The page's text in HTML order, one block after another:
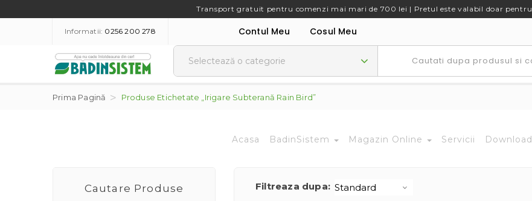
Transport gratuit pentru comenzi mai mari de 700 lei | Pretul este valabil doar pentru
Informatii: 0256 200 278 Contul Meu Cosul Meu
Prima Pagină Produse Etichetate „Irigare Subterană Rain Bird”
Acasa BadinSistem Magazin Online Servicii Download
Cautare Produse Filtreaza dupa: